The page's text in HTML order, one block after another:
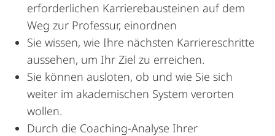
erforderlichen Karrierebausteinen auf dem
Weg zur Professur, einordnen
Sie wissen, wie Ihre nächsten Karriereschritte
aussehen, um Ihr Ziel zu erreichen.
Sie können ausloten, ob und wie Sie sich
weiter im akademischen System verorten
wollen.
Durch die Coaching-Analyse Ihrer